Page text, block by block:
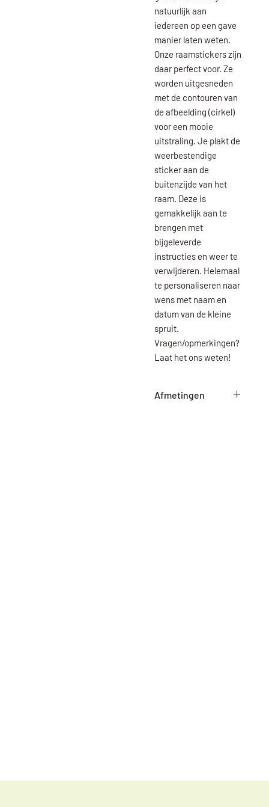
natuurlijk aan
iedereen op een gave
manier laten weten.
Onze raamstickers zijn
daar perfect voor. Ze
worden uitgesneden
met de contouren van
de afbeelding (cirkel)
voor een mooie
uitstraling. Je plakt de
weerbestendige
sticker aan de
buitenzijde van het
raam. Deze is
gemakkelijk aan te
brengen met
bijgeleverde
instructies en weer te
verwijderen. Helemaal
te personaliseren naar
wens met naam en
datum van de kleine
spruit.
Vragen/opmerkingen?
Laat het ons weten!
Afmetingen